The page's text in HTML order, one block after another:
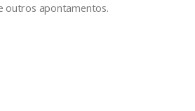
outros apontamentos.